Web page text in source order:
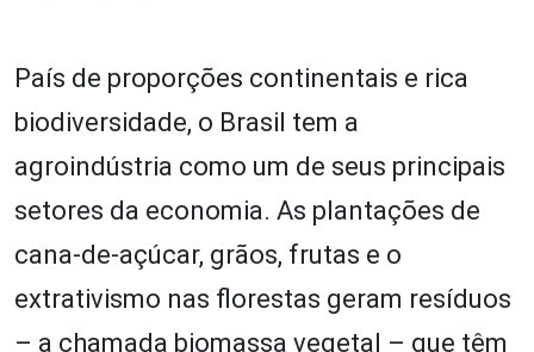
País de proporções continentais e rica
biodiversidade, o Brasil tem a
agroindústria como um de seus principais
setores da economia. As plantações de
cana-de-açúcar, grãos, frutas e o
extrativismo nas florestas geram resíduos
– a chamada biomassa vegetal – que têm